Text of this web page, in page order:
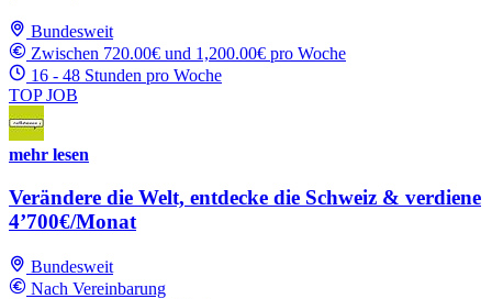
Bundesweit
Zwischen 720.00€ und 1,200.00€ pro Woche
16 - 48 Stunden pro Woche
TOP JOB
mehr lesen
Verändere die Welt, entdecke die Schweiz & verdiene
4’700€/Monat
Bundesweit
Nach Vereinbarung